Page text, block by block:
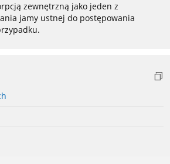
zewnętrzną jako jeden z
jamy ustnej do postępowania